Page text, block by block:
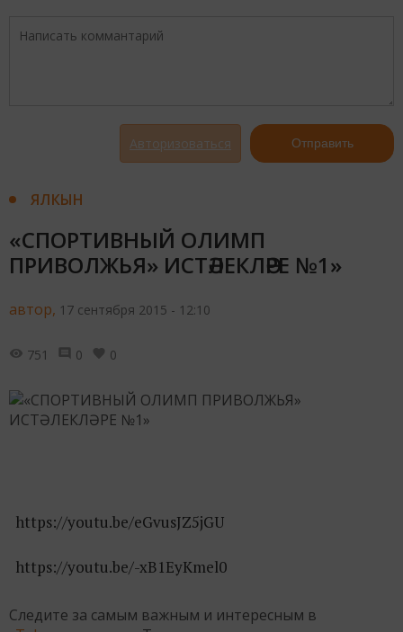
Авторизоваться Отправить
ЯЛКЫН
«СПОРТИВНЫЙ ОЛИМП
ПРИВОЛЖЬЯ» ИСТӘЛЕКЛӘРЕ №1»
автор, 17 сентября 2015 - 12:10
751 0 0
https://youtu.be/eGvusJZ5jGU
https://youtu.be/-xB1EyKmel0
Следите за самым важным и интересным в